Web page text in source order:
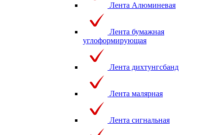
Лента Алюминевая
Лента бумажная
углоформирующая
Лента дихтунгсбанд
Лента малярная
Лента сигнальная